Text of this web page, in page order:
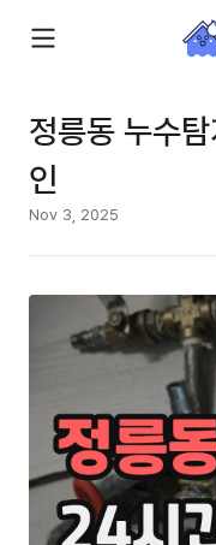
정릉동 누수
인
Nov 3, 2025